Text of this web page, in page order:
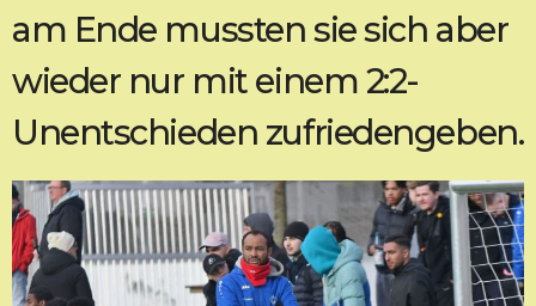
am Ende mussten sie sich aber
wieder nur mit einem 2:2-
Unentschieden zufriedengeben.